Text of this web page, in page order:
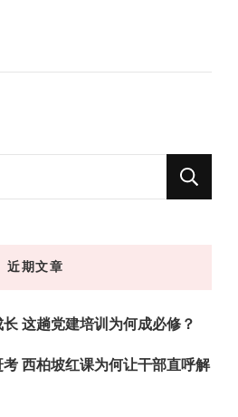
近期文章
这趟党建培训为何成必修？
西柏坡红课为何让干部直呼解